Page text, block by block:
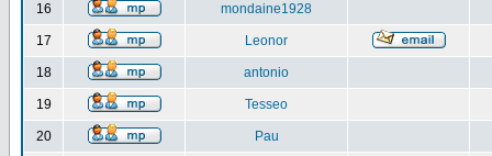
16 mondaine1928
17 Leonor
18 antonio
19 Tesseo
20 Pau